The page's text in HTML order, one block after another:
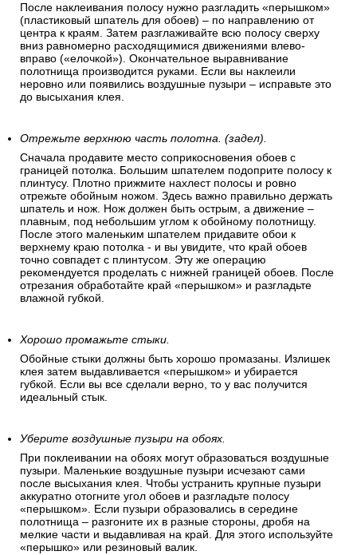
После наклеивания полосу нужно разгладить «перышком»
(пластиковый шпатель для обоев) – по направлению от
центра к краям. Затем разглаживайте всю полосу сверху
вниз равномерно расходящимися движениями влево-
вправо («елочкой»). Окончательное выравнивание
полотнища производится руками. Если вы наклеили
неровно или появились воздушные пузыри – исправьте это
до высыхания клея.
Отрежьте верхнюю часть полотна. (задел).
Сначала продавите место соприкосновения обоев с
границей потолка. Большим шпателем подоприте полосу к
плинтусу. Плотно прижмите нахлест полосы и ровно
отрежьте обойным ножом. Здесь важно правильно держать
шпатель и нож. Нож должен быть острым, а движение –
плавным, под небольшим углом к обойному полотнищу.
После этого маленьким шпателем придавите обои к
верхнему краю потолка - и вы увидите, что край обоев
точно совпадет с плинтусом. Эту же операцию
рекомендуется проделать с нижней границей обоев. После
отрезания обработайте край «перышком» и разгладьте
влажной губкой.
Хорошо промажьте стыки.
Обойные стыки должны быть хорошо промазаны. Излишек
клея затем выдавливается «перышком» и убирается
губкой. Если вы все сделали верно, то у вас получится
идеальный стык.
Уберите воздушные пузыри на обоях.
При поклеивании на обоях могут образоваться воздушные
пузыри. Маленькие воздушные пузыри исчезают сами
после высыхания клея. Чтобы устранить крупные пузыри
аккуратно отогните угол обоев и разгладьте полосу
«перышком». Если пузыри образовались в середине
полотнища – разгоните их в разные стороны, дробя на
мелкие части и выдавливая на край. Для этого используйте
«перышко» или резиновый валик.